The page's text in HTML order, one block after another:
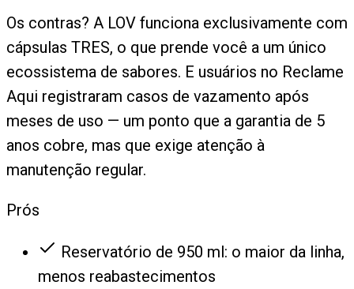
Os contras? A LOV funciona exclusivamente com
cápsulas TRES, o que prende você a um único
ecossistema de sabores. E usuários no Reclame
Aqui registraram casos de vazamento após
meses de uso — um ponto que a garantia de 5
anos cobre, mas que exige atenção à
manutenção regular.
Prós
Reservatório de 950 ml: o maior da linha,
menos reabastecimentos